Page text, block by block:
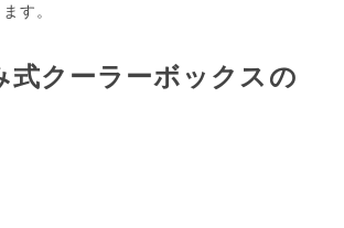
す。
式クーラーボックスの